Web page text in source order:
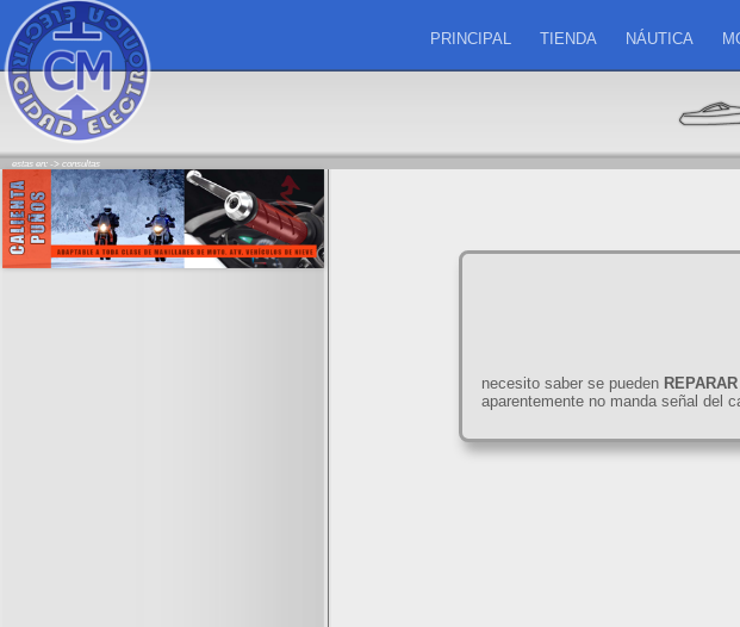
PRINCIPAL TIENDA NÁUTICA
estas en: -> consultas
necesito saber se pueden REPARAR
aparentemente no manda señal del